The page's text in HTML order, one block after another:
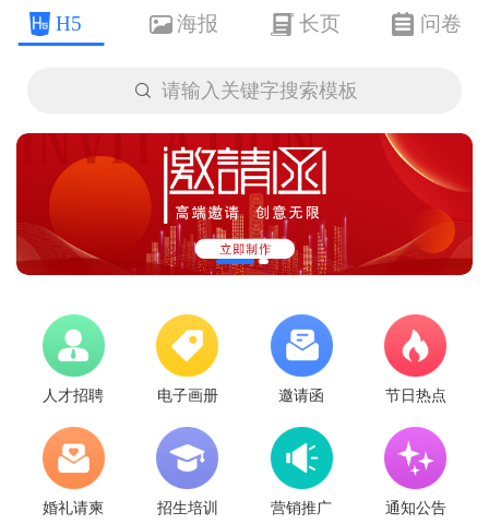
H5 海报 长页 问卷
 请输入关键字搜索模板
人才招聘 电子画册 邀请函 节日热点
婚礼请柬 招生培训 营销推广 通知公告